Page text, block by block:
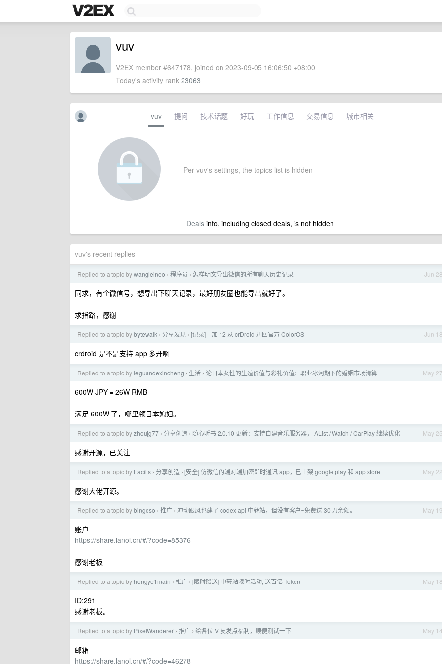
vuv
V2EX member #647178, joined on 2023-09-05 16:06:50 +08:00
Today's activity rank 23063
vuv 提问 技术话题 好玩 工作信息 交易信息 城市相关
Per vuv's settings, the topics list is hidden
Dealsinfo, including closed deals, is not hidden
vuv's recent replies
Jun 28
Replied to a topic bywangleineo › 程序员 › 怎样明文导出微信的所有聊天历史记录
同求，有个微信号，想导出下聊天记录，最好朋友圈也能导出就好了。
求指路，感谢
Jun 18
Replied to a topic bybytewalk › 分享发现 › [记录]一加 12 从 crDroid 刷回官方 ColorOS
crdroid 是不是支持 app 多开啊
May 27
Replied to a topic by leguandexincheng › 生活 › 论日本女性的生殖价值与彩礼价值：职业冰河期下的婚姻市场清算
600W JPY = 26W RMB
满足 600W 了，哪里领日本媳妇。
May 25
Replied to a topic byzhoujg77 › 分享创造 › 随心听书 2.0.10 更新：支持自建音乐服务器， AList / Watch / CarPlay 继续优化
感谢开源，已关注
May 22
Replied to a topic by Facilis › 分享创造 › [安全] 仿微信的端对端加密即时通讯 app，已上架 google play 和 app store
感谢大佬开源。
May 19
Replied to a topic bybingoso › 推广 › 冲动跟风也建了 codex api 中转站，但没有客户~免费送 30 刀余额。
账户
https://share.lanol.cn/#/?code=85376
感谢老板
May 18
Replied to a topic by hongye1main › 推广 › [限时赠送] 中转站限时活动, 送百亿 Token
ID:291
感谢老板。
May 14
Replied to a topic by PixelWanderer › 推广 › 给各位 V 友发点福利，顺便测试一下
邮箱
https://share.lanol.cn/#/?code=46278